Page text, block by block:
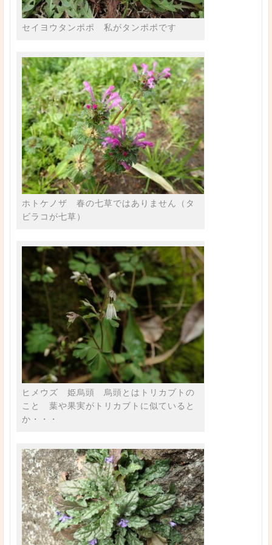
セイヨウタンポポ 私がタンポポです
ホトケノザ 春の七草ではありません（タ
ビラコが七草）
ヒメウズ 姫烏頭 烏頭とはトリカブトの
こと 葉や果実がトリカブトに似ていると
か・・・